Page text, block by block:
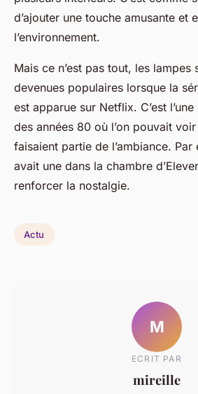
d’ajouter une touche amusante et
l’environnement.
Mais ce n’est pas tout, les lampes
devenues populaires lorsque la
est apparue sur Netflix. C’est
des années 80 où l’on pouvait
faisaient partie de l’ambiance.
avait une dans la chambre
renforcer la nostalgie.
Actu
M
ECRIT PAR
mireille